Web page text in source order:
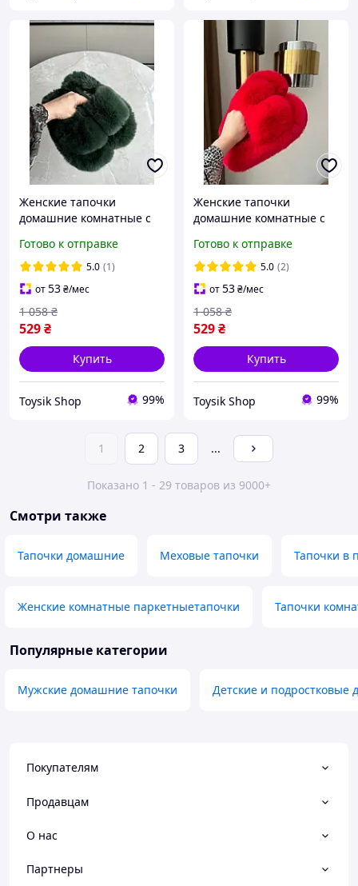
Женские тапочки
домашние комнатные с
улицы дома темно
зеленые мягкие меховые
шлепанцы тапки тапочки
37 размер
Готово к отправке
5.0 (1)
от53₴/мес
529₴
1 058 ₴
Купить
Toysik Shop 99%
Женские тапочки
домашние комнатные с
улицы дома красные
мягкие меховые
шлепанцы тапки тапочки
37 размер
Готово к отправке
5.0 (2)
от53₴/мес
529₴
1 058 ₴
Купить
Toysik Shop 99%
1 2 3 ...
Показано 1 - 29 товаров из 9000+
Смотри также
Тапочки домашние Меховые тапочки Тапочки в
Женские комнатные паркетныетапочки Тапочки
Популярные категории
Мужские домашние тапочки Детские и подростковые
Покупателям
Продавцам
О нас
Партнеры